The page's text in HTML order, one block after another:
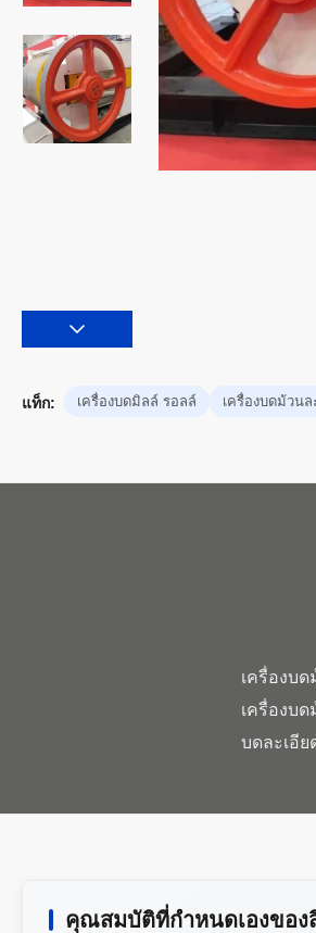
แท็ก: เครื่องบดมิลล์ รอลล์ เครื่องบดม้วนล
เครื่องบ
เครื่องบ
คุณสมบัติที่กําหนดเองของ